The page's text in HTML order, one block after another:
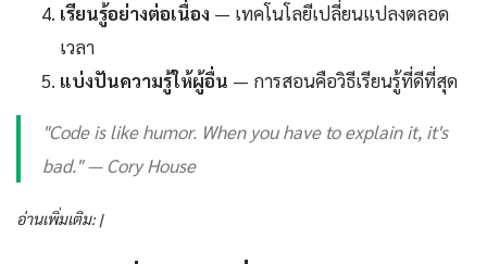
เรียนรู้อย่างต่อเนื่อง — เทคโนโลยีเปลี่ยนแปลงตลอด
เวลา
แบ่งปันความรู้ให้ผู้อื่น — การสอนคือวิธีเรียนรู้ที่ดีที่สุด
"Code is like humor. When you have to explain it, it's
bad." — Cory House
อ่านเพิ่มเติม: |